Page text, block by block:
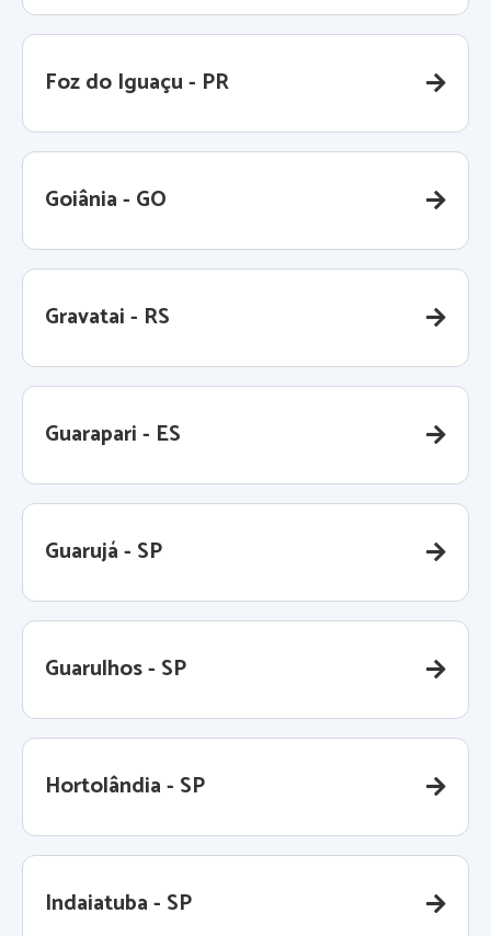
Foz do Iguaçu - PR
Goiânia - GO
Gravatai - RS
Guarapari - ES
Guarujá - SP
Guarulhos - SP
Hortolândia - SP
Indaiatuba - SP